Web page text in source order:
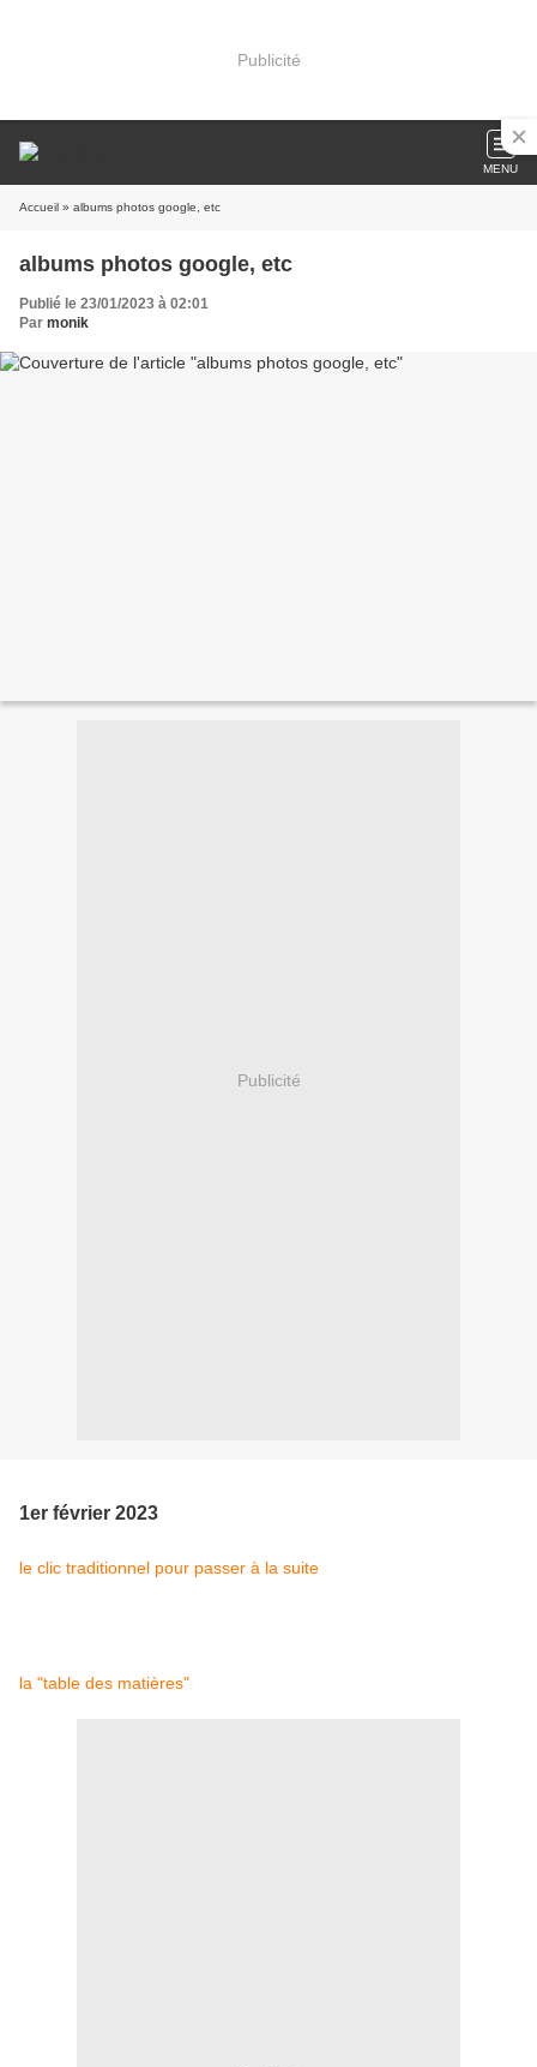
Publicité
MENU
Accueil » albums photos google, etc
albums photos google, etc
Publié le 23/01/2023 à 02:01
Par monik
Publicité
1er février 2023
le clic traditionnel pour passer à la suite
la "table des matières"